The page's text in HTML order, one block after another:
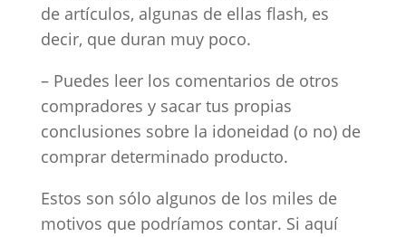
de artículos, algunas de ellas flash, es
decir, que duran muy poco.
– Puedes leer los comentarios de otros
compradores y sacar tus propias
conclusiones sobre la idoneidad (o no) de
comprar determinado producto.
Estos son sólo algunos de los miles de
motivos que podríamos contar. Si aquí